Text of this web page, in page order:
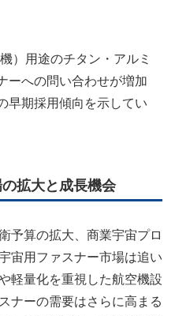
）用途のチタン・アルミ
ーへの問い合わせが増加
早期採用傾向を示してい
拡大と成長機会
予算の拡大、商業宇宙プロ
宙用ファスナー市場は追い
軽量化を重視した航空機設
ナーの需要はさらに高まる